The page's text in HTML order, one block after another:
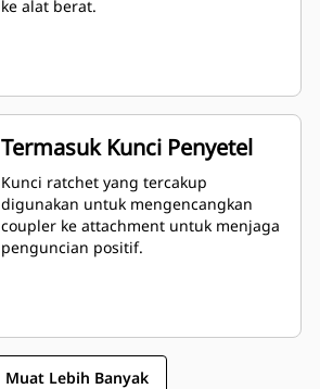
ke alat berat.
Termasuk Kunci Penyetel
Kunci ratchet yang tercakup
digunakan untuk mengencangkan
coupler ke attachment untuk menjaga
penguncian positif.
Muat Lebih Banyak